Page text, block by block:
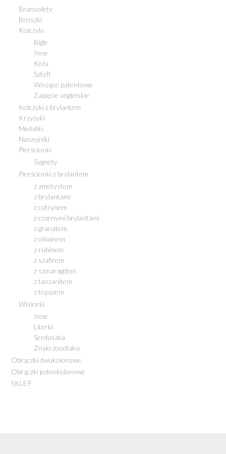
Bransolety
Broszki
Kolczyki
Bigle
Inne
Koła
Sztyft
Wiszące patentowe
Zapięcie angielskie
Kolczyki z brylantem
Krzyżyki
Medaliki
Naszyjniki
Pierścionki
Sygnety
Pierścionki z brylantem
z ametystem
z brylantami
z cytrynem
z czarnymi brylantami
z granatem
z oliwinem
z rubinem
z szafirem
z szmaragdem
z tanzanitem
z topazem
Wisiorki
Inne
Literki
Serduszka
Znaki zoodiaku
Obrączki dwukolorowe
Obrączki jednokolorowe
SKLEP